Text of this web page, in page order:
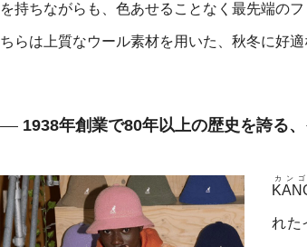
を持ちながらも、色あせることなく最先端の
ちらは上質なウール素材を用いた、秋冬に好適
1938年創業で80年以上の歴史を誇る
カン
れた